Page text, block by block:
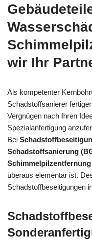
wir Ihr
Als kompetenter
Schadstoffsanierer
Vergnügen nach Ihren
Spezialanfertigung
Bei
Schadstoffsanierung
Schimmelpilzentfernung
überaus elementar ist.
Schadstoffbeseitigungen